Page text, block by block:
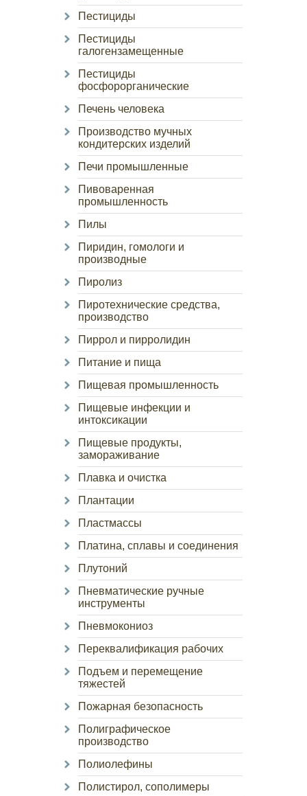
Пестициды
Пестициды
галогензамещенные
Пестициды
фосфорорганические
Печень человека
Производство мучных
кондитерских изделий
Печи промышленные
Пивоваренная
промышленность
Пилы
Пиридин, гомологи и
производные
Пиролиз
Пиротехнические средства,
производство
Пиррол и пирролидин
Питание и пища
Пищевая промышленность
Пищевые инфекции и
интоксикации
Пищевые продукты,
замораживание
Плавка и очистка
Плантации
Пластмассы
Платина, сплавы и соединения
Плутоний
Пневматические ручные
инструменты
Пневмокониоз
Переквалификация рабочих
Подъем и перемещение
тяжестей
Пожарная безопасность
Полиграфическое
производство
Полиолефины
Полистирол, сополимеры